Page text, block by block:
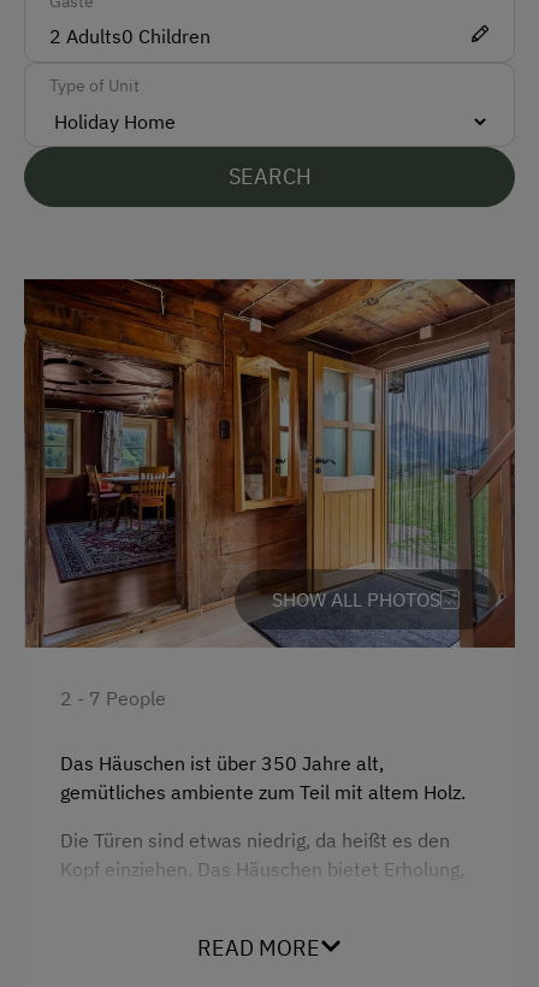
German
Parking
Garden / Meadow
Farm Products
Creativity Programme
Help on the Farm
Amenities for Children
Children Welcome
Toys
Amenities in the Unit
Linen Provided
Tableware Provided
Dishwasher
Guest Kitchen
Coffee Machine
2 Adults0 Children
Type of Unit
SEARCH
SHOW ALL PHOTOS
2 - 7 People
Das Häuschen ist über 350 Jahre alt,
gemütliches ambiente zum Teil mit altem Holz.
Die Türen sind etwas niedrig, da heißt es den
Kopf einziehen. Das Häuschen bietet Erholung,
Seele baumeln lassen und die Gesellschaft
READ MORE